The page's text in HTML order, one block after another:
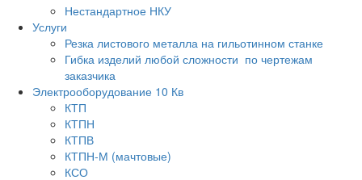
Нестандартное НКУ
Услуги
Резка листового металла на гильотинном станке
Гибка изделий любой сложности по чертежам
заказчика
Электрооборудование 10 Кв
КТП
КТПН
КТПВ
КТПН-М (мачтовые)
КСО